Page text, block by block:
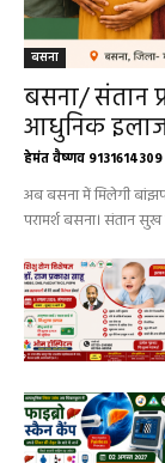
बसना
बसना/ संतान
आधुनिक
हेमंत वैष्णव 9131614309
परामर्श बसना। संतान सुख